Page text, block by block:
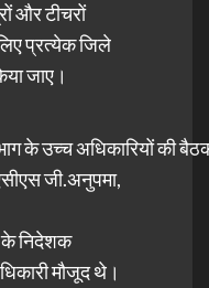
और टीचरों
प्रत्येक जिले
जाए।
के उच्च अधिकारियों की
जी.अनुपमा,
के निदेशक
मौजूद थे।